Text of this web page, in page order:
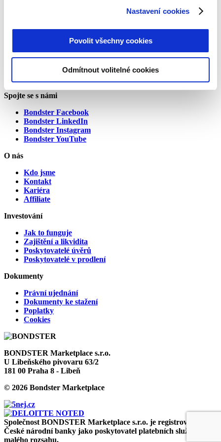
Nastavení cookies
Povolit všechny cookies
Odmítnout volitelné cookies
Přihlašte se k odběru a nezmeškejte žádnou novinku ze světa
zpracováním osobních údajů.
Spojte se s námi
Bondster Facebook
Bondster LinkedIn
Bondster Instagram
Bondster YouTube
O nás
Kdo jsme
Kontakt
Kariéra
Affiliate
Investování
Jak to funguje
Zajištění a likvidita
Poskytovatelé úvěrů
Poskytovatelé v prodlení
Dokumenty
Právní ujednání
Dokumenty ke stažení
Poplatky
Cookies
BONDSTER Marketplace s.r.o.
U Libeňského pivovaru 63/2
181 00 Praha 8 - Libeň
© 2026 Bondster Marketplace
Společnost BONDSTER Marketplace s.r.o. je registrována u
České národní banky jako poskytovatel platebních služeb
malého rozsahu.